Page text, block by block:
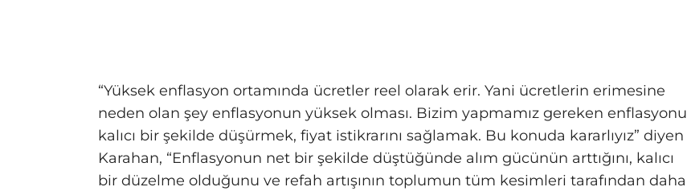
“Yüksek enflasyon ortamında ücretler reel olarak erir. Yani ücretlerin erimesine
neden olan şey enflasyonun yüksek olması. Bizim yapmamız gereken enflasyonu
kalıcı bir şekilde düşürmek, fiyat istikrarını sağlamak. Bu konuda kararlıyız” diyen
Karahan, “Enflasyonun net bir şekilde düştüğünde alım gücünün arttığını, kalıcı
bir düzelme olduğunu ve refah artışının toplumun tüm kesimleri tarafından daha